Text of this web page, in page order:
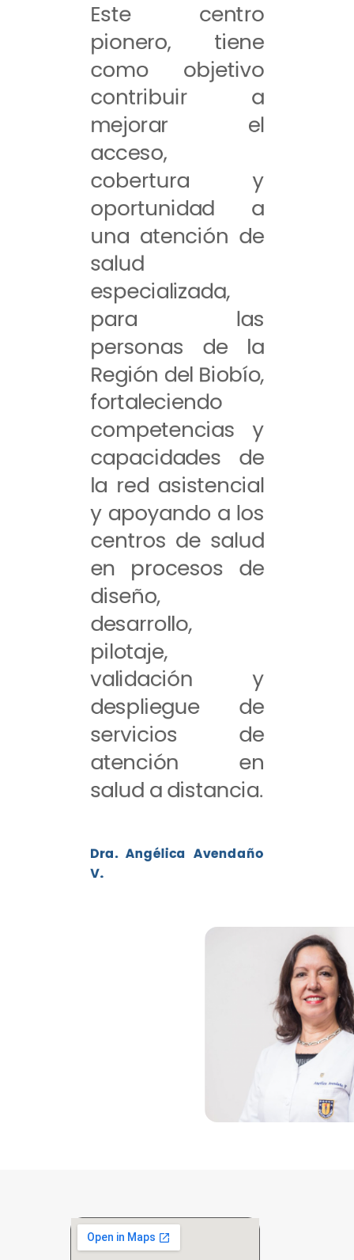
Este centro
pionero, tiene
como objetivo
contribuir a
mejorar el
acceso,
cobertura y
oportunidad a
una atención de
salud
especializada,
para las
personas de la
Región del Biobío,
fortaleciendo
competencias y
capacidades de
la red asistencial
y apoyando a los
centros de salud
en procesos de
diseño,
desarrollo,
pilotaje,
validación y
despliegue de
servicios de
atención en
salud a distancia.
Dra. Angélica Avendaño
V.